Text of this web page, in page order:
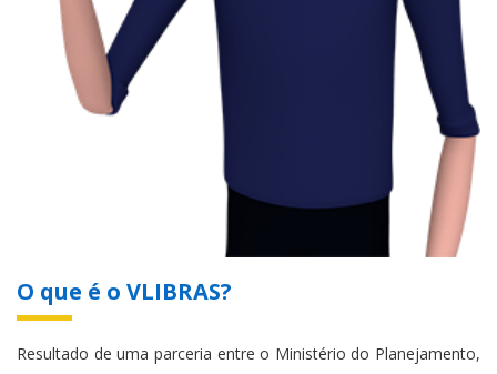
O que é o VLIBRAS?
Resultado de uma parceria entre o Ministério do Planejamento,